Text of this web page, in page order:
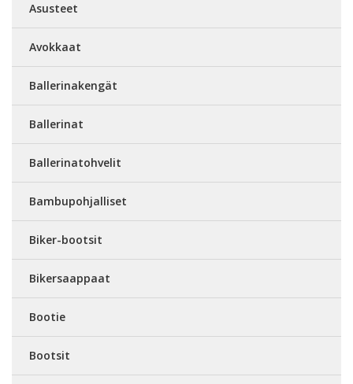
Asusteet
Avokkaat
Ballerinakengät
Ballerinat
Ballerinatohvelit
Bambupohjalliset
Biker-bootsit
Bikersaappaat
Bootie
Bootsit